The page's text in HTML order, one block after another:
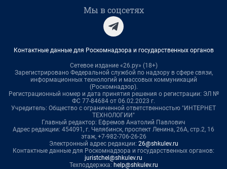
Мы в соцсетях
Контактные данные для Роскомнадзора и государственных органов
Сетевое издание «26.ру» (18+)
Зарегистрировано Федеральной службой по надзору в сфере связи,
информационных технологий и массовых коммуникаций
(Роскомнадзор).
Регистрационный номер и дата принятия решения о регистрации: ЭЛ №
ФС 77-84684 от 06.02.2023 г.
Учредитель: Общество с ограниченной ответственностью "ИНТЕРНЕТ
ТЕХНОЛОГИИ"
Главный редактор: Ефремов Анатолий Павлович
Адрес редакции: 454091, г. Челябинск, проспект Ленина, 26А, стр.2, 16
этаж, +7-982-706-26-26
Электронный адрес редакции: 26@shkulev.ru
Контактные данные для Роскомнадзора и государственных органов:
juristchel@shkulev.ru
Техподдержка: help@shkulev.ru